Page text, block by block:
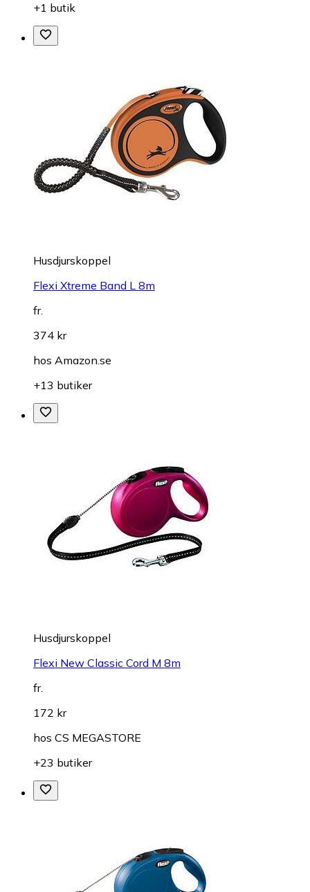
+1 butik
Husdjurskoppel
Flexi Xtreme Band L 8m
fr.
374 kr
hos Amazon.se
+13 butiker
Husdjurskoppel
Flexi New Classic Cord M 8m
fr.
172 kr
hos CS MEGASTORE
+23 butiker